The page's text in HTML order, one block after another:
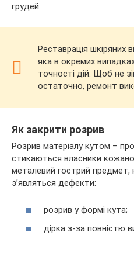
грудей.
Реставрація шкіряних
яка в окремих
точності дій. Щоб не
остаточно, ремонт
Як закрити розрив
Розрив матеріалу кутом –
стикаються власники
металевий гострий предмет,
з’являться дефекти:
розрив у формі кута;
дірка з-за повністю